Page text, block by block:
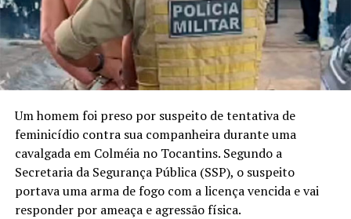
Um homem foi preso por suspeito de tentativa de
feminicídio contra sua companheira durante uma
cavalgada em Colméia no Tocantins. Segundo a
Secretaria da Segurança Pública (SSP), o suspeito
portava uma arma de fogo com a licença vencida e vai
responder por ameaça e agressão física.